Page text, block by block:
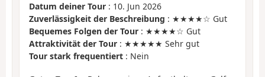
Datum deiner Tour : 10. Jun 2026
Zuverlässigkeit der Beschreibung : ★★★★☆ Gut
Bequemes Folgen der Tour : ★★★★☆ Gut
Attraktivität der Tour : ★★★★★ Sehr gut
Tour stark frequentiert : Nein